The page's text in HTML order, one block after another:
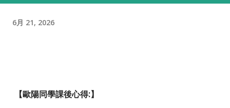
6月 21, 2026
【歐陽同學課後心得:】